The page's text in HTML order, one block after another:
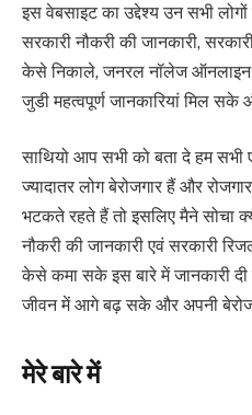
इस वेबसाइट का उद्देश्य उन सभी
सरकारी नौकरी की जानकारी,
केसे निकाले, जनरल नॉलेज ऑनलाइन
जुडी महत्वपूर्ण जानकारियां मिल
साथियो आप सभी को बता दे हम
ज्यादातर लोग बेरोजगार हैं और
भटकते रहते हैं तो इसलिए मैने सोचा
नौकरी की जानकारी एवं सरकारी
केसे कमा सके इस बारे में जानकारी
जीवन में आगे बढ़ सके और अपनी
मेरे बारे में